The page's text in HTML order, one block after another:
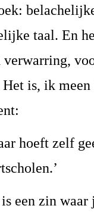
taal. En
verwarring,
is, ik
hoeft zelf
een zin